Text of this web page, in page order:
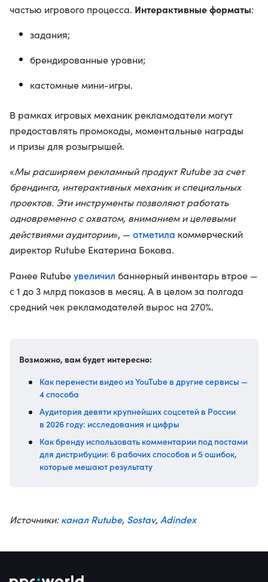
частью игрового процесса. Интерактивные форматы:
задания;
брендированные уровни;
кастомные мини-игры.
В рамках игровых механик рекламодатели могут
предоставлять промокоды, моментальные награды
и призы для розыгрышей.
«Мы расширяем рекламный продукт Rutube за счет
брендинга, интерактивных механик и специальных
проектов. Эти инструменты позволяют работать
одновременно с охватом, вниманием и целевыми
действиями аудитории», — отметила коммерческий
директор Rutube Екатерина Бокова.
Ранее Rutubeувеличил баннерный инвентарь втрое —
с 1 до 3 млрд показов в месяц. А в целом за полгода
средний чек рекламодателей вырос на 270%.
Возможно, вам будет интересно:
Как перенести видео из YouTube в другие сервисы —
4 способа
Аудитория девяти крупнейших соцсетей в России
в 2026 году: исследования и цифры
Как бренду использовать комментарии под постами
для дистрибуции: 6 рабочих способов и 5 ошибок,
которые мешают результату
Источники:канал Rutube, Sostav, Adindex